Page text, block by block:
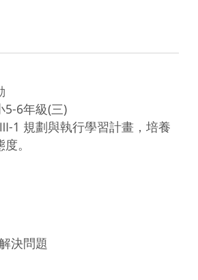
5-6年級(三)
1 規劃與執行學習計畫，培養
。
決問題